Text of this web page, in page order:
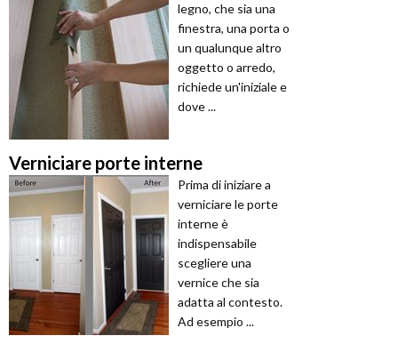
legno, che sia una
finestra, una porta o
un qualunque altro
oggetto o arredo,
richiede un'iniziale e
dove ...
Verniciare porte interne
Prima di iniziare a
verniciare le porte
interne è
indispensabile
scegliere una
vernice che sia
adatta al contesto.
Ad esempio ...